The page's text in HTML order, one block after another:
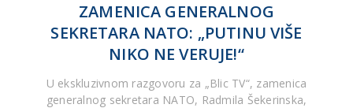
ZAMENICA GENERALNOG
SEKRETARA NATO: „PUTINU VIŠE
NIKO NE VERUJE!“
U ekskluzivnom razgovoru za „Blic TV“, zamenica
generalnog sekretara NATO, Radmila Šekerinska,